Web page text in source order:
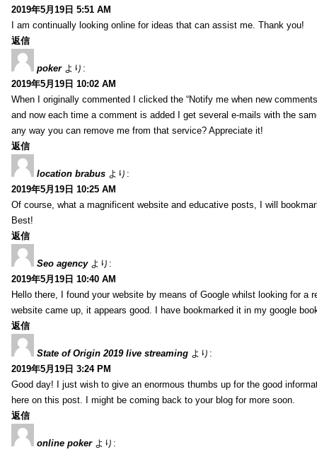
2019年5月19日 5:51 AM
I am continually looking online for ideas that can assist me. Thank you!
返信
poker より:
2019年5月19日 10:02 AM
When I originally commented I clicked the “Notify me when new
and now each time a comment is added I get several e-mails with the
any way you can remove me from that service? Appreciate it!
返信
location brabus より:
2019年5月19日 10:25 AM
Of course, what a magnificent website and educative posts, I will
Best!
返信
Seo agency より:
2019年5月19日 10:40 AM
Hello there, I found your website by means of Google whilst looking for a
website came up, it appears good. I have bookmarked it in my google
返信
State of Origin 2019 live streaming より:
2019年5月19日 3:24 PM
Good day! I just wish to give an enormous thumbs up for the good
here on this post. I might be coming back to your blog for more soon.
返信
online poker より: